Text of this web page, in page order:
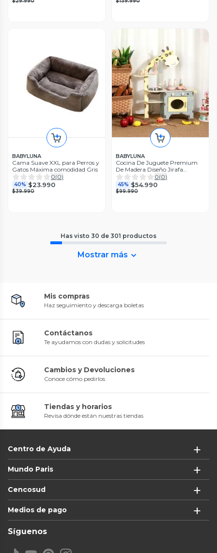
BABYLUNA
Cama Suave XXL para Perros y
Gatos Máxima comodidad Gris
0(0)
40% $23.990
$39.990
BABYLUNA
Cocina De Juguete Premium
De Madera Diseño Jirafa
Grande
0(0)
45% $54.990
$99.990
Has visto 30 de 301 productos
Mostrar más
Mis compras
Haz seguimiento y descarga boletas
Contáctanos
Te ayudamos con dudas y solicitudes
Cambios y Devoluciones
Conoce cómo pedirlos
Tiendas y horarios
Revisa dónde están nuestras tiendas
Centro de Ayuda
Mundo Paris
Cencosud
Medios de pago
Síguenos